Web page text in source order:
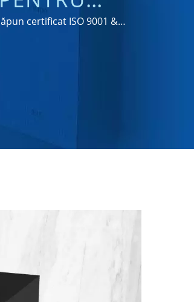
BĂI |
certificat ISO 9001 &